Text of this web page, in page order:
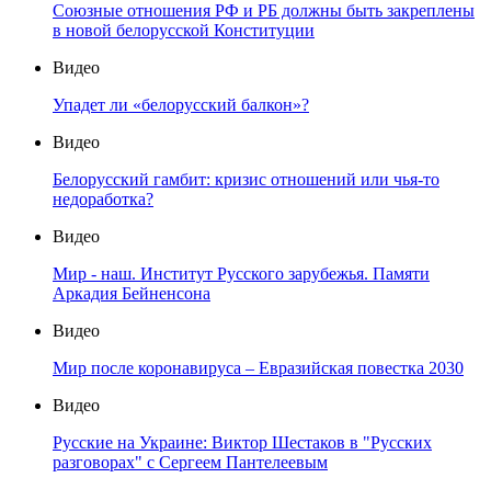
Союзные отношения РФ и РБ должны быть закреплены
в новой белорусской Конституции
Видео
Упадет ли «белорусский балкон»?
Видео
Белорусский гамбит: кризис отношений или чья-то
недоработка?
Видео
Мир - наш. Институт Русского зарубежья. Памяти
Аркадия Бейненсона
Видео
Мир после коронавируса – Евразийская повестка 2030
Видео
Русские на Украине: Виктор Шестаков в "Русских
разговорах" с Сергеем Пантелеевым